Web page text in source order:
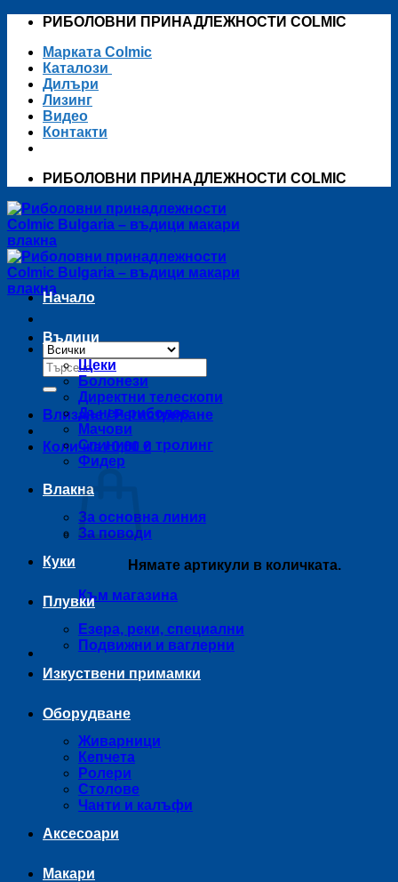
Skip
content
РИБОЛОВНИ ПРИНАДЛЕЖНОСТИ COLMIC
Марката Colmic
Каталози
Дилъри
Лизинг
Видео
Контакти
РИБОЛОВНИ ПРИНАДЛЕЖНОСТИ COLMIC
Търсене
за:
Влизане / Регистриране
Количка /0,00 €
Нямате артикули в количката.
Към магазина
Начало
Въдици
Щеки
Болонези
Директни телескопи
Дънен риболов
Мачови
Спининг и тролинг
Фидер
Влакна
За основна линия
За поводи
Куки
Плувки
Езера, реки, специални
Подвижни и ваглерни
Изкуствени примамки
Оборудване
Живарници
Кепчета
Ролери
Столове
Чанти и калъфи
Аксесоари
Макари